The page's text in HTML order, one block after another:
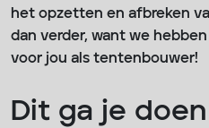
het opzetten en afbreken
dan verder, want we
voor jou als tentenbouwer!
Dit ga je doen